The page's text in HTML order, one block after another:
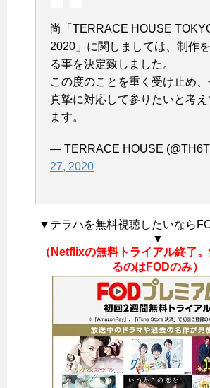
尚「TERRACE HOUSE
2020」に関しましては、制作
る事を決定致しました。
この度のことを重く受け止め、
真摯に対応して参りたいと考え
ます。
— TERRACE HOUSE
27, 2020
▼テラハを無料視聴したいなら
▼
（Netflixの無料トライアル終了
るのはFODのみ）